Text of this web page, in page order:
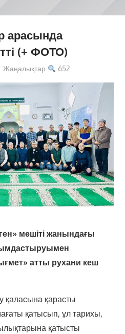
арасында
(+ ФОТО)
Жаңалықтар 652
мешіті жанындағы
атты рухани кеш
қаласына қарасты
қатысып, ұл тарихы,
қатысты